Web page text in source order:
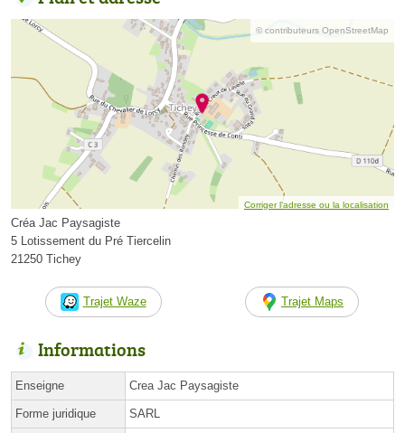
© contributeurs OpenStreetMap
Corriger l’adresse ou la localisation
Créa Jac Paysagiste
5 Lotissement du Pré Tiercelin
21250 Tichey
Trajet Waze Trajet Maps
Informations
Enseigne Crea Jac Paysagiste
Forme juridique SARL